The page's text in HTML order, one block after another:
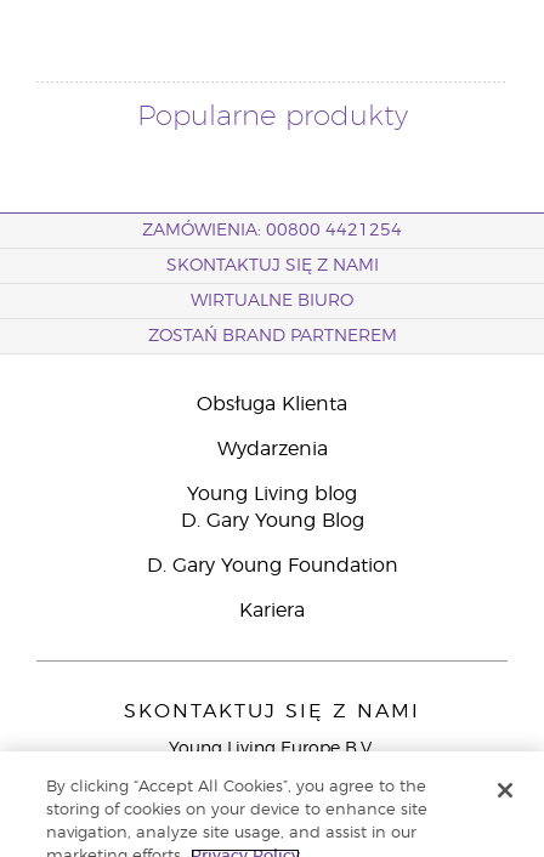
Popularne produkty
ZAMÓWIENIA: 00800 4421254
SKONTAKTUJ SIĘ Z NAMI
WIRTUALNE BIURO
ZOSTAŃ BRAND PARTNEREM
Obsługa Klienta
Wydarzenia
Young Living blog
D. Gary Young Blog
D. Gary Young Foundation
Kariera
SKONTAKTUJ SIĘ Z NAMI
Young Living Europe B.V.
9727 AJ Groningen
By clicking “Accept All Cookies”, you agree to the
storing of cookies on your device to enhance site
navigation, analyze site usage, and assist in our